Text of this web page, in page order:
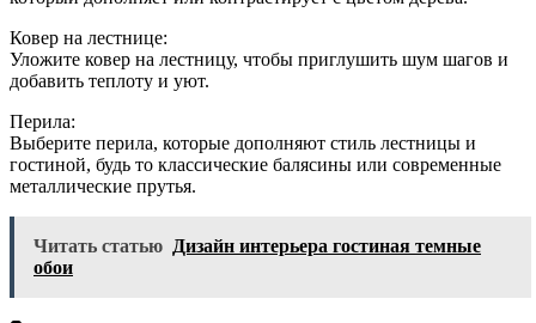
Ковер на лестнице:
Уложите ковер на лестницу, чтобы приглушить шум шагов и
добавить теплоту и уют.
Перила:
Выберите перила, которые дополняют стиль лестницы и
гостиной, будь то классические балясины или современные
металлические прутья.
Читать статью Дизайн интерьера гостиная темные
обои